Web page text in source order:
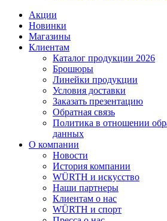
Акции
Новинки
Магазины
Клиентам
Каталог продукции 2026
Брошюры
Линейки продукции
Условия доставки
Заказать презентацию
Обратная связь
Политика в отношении
данных
О компании
Новости
История компании
WÜRTH и искусство
Наши партнеры
Клиентам о нас
WÜRTH и спорт